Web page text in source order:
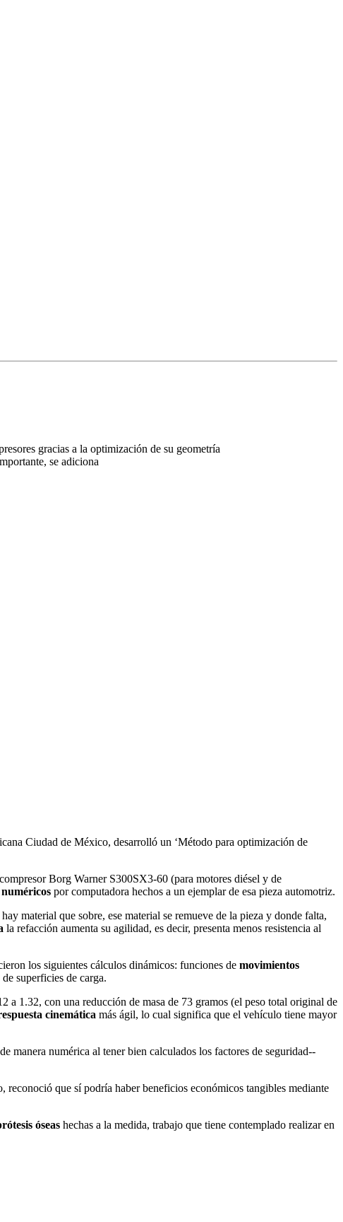
gracias a la optimización de su geometría
se adiciona
Ciudad de México, desarrolló un ‘Método para optimización de
Borg Warner S300SX3-60 (para motores diésel y de
por computadora hechos a un ejemplar de esa pieza automotriz.
material que sobre, ese material se remueve de la pieza y donde falta,
la refacción aumenta su agilidad, es decir, presenta menos resistencia al
los siguientes cálculos dinámicos: funciones de movimientos
superficies de carga.
a 1.32, con una reducción de masa de 73 gramos (el peso total original de
cinemática más ágil, lo cual significa que el vehículo tiene mayor
manera numérica al tener bien calculados los factores de seguridad--
que sí podría haber beneficios económicos tangibles mediante
óseas hechas a la medida, trabajo que tiene contemplado realizar en